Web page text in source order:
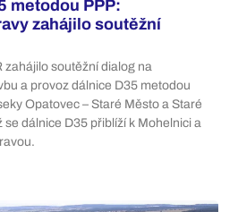
metodou PPP:
zahájilo soutěžní
zahájilo soutěžní dialog na
a provoz dálnice D35 metodou
Opatovec – Staré Město a Staré
se dálnice D35 přiblíží k Mohelnici a